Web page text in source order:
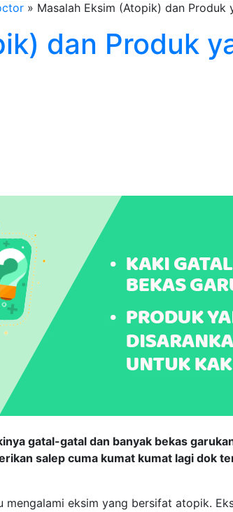
» Masalah Eksim (Atopik) dan Produk
dan Produk
gatal-gatal dan banyak bekas
salep cuma kumat kumat lagi dok
mengalami eksim yang bersifat atopik.